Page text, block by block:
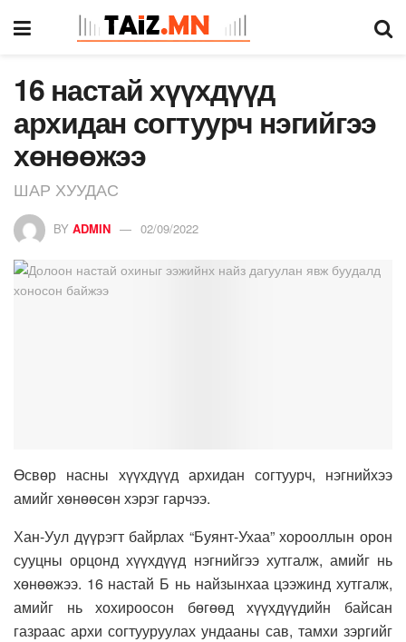
16 настай хүүхдүүд
архидан согтуурч нэгийгээ
хөнөөжээ
ШАР ХУУДАС
BY ADMIN 02/09/2022
Өсвөр насны хүүхдүүд архидан согтуурч, нэгнийхээ
амийг хөнөөсөн хэрэг гарчээ.
Хан-Уул дүүрэгт байрлах “Буянт-Ухаа” хорооллын орон
сууцны орцонд хүүхдүүд нэгнийгээ хутгалж, амийг нь
хөнөөжээ. 16 настай Б нь найзынхаа цээжинд хутгалж,
амийг нь хохироосон бөгөөд хүүхдүүдийн байсан
газраас архи согтууруулах ундааны сав, тамхи зэргийг